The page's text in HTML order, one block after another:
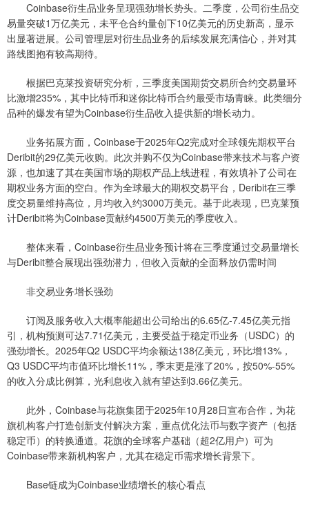
Coinbase衍生品业务呈现强劲增长势头。二季度，公司衍生品交
易量突破1万亿美元，未平仓合约量创下10亿美元的历史新高，显示
出显著进展。公司管理层对衍生品业务的后续发展充满信心，并对其
路线图抱有较高期待。
根据巴克莱投资研究分析，三季度美国期货交易所合约交易量环
比激增235%，其中比特币和迷你比特币合约最受市场青睐。此类细分
品种的爆发有望为Coinbase衍生品收入提供新的增长动力。
业务拓展方面，Coinbase于2025年Q2完成对全球领先期权平台
Deribit的29亿美元收购。此次并购不仅为Coinbase带来技术与客户资
源，也加速了其在美国市场的期权产品上线进程，有效填补了公司在
期权业务方面的空白。作为全球最大的期权交易平台，Deribit在三季
度交易量维持高位，月均收入约3000万美元。基于此表现，巴克莱预
计Deribit将为Coinbase贡献约4500万美元的季度收入。
整体来看，Coinbase衍生品业务预计将在三季度通过交易量增长
与Deribit整合展现出强劲潜力，但收入贡献的全面释放仍需时间
非交易业务增长强劲
订阅及服务收入大概率能超出公司给出的6.65亿-7.45亿美元指
引，机构预测可达7.71亿美元，主要受益于稳定币业务（USDC）的
强劲增长。2025年Q2 USDC平均余额达138亿美元，环比增13%，
Q3 USDC平均市值环比增长11%，季末更是涨了20%，按50%-55%
的收入分成比例算，光利息收入就有望达到3.66亿美元。
此外，Coinbase与花旗集团于2025年10月28日宣布合作，为花
旗机构客户打造创新支付解决方案，重点优化法币与数字资产（包括
稳定币）的转换通道。花旗的全球客户基础（超2亿用户）可为
Coinbase带来新机构客户，尤其在稳定币需求增长背景下。
Base链成为Coinbase业绩增长的核心看点